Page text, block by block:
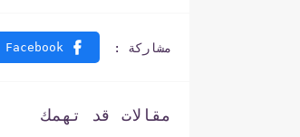
مقالات قد تهمك